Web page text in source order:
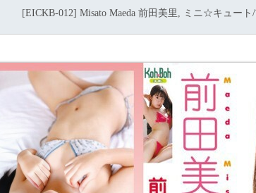
[EICKB-012] Misato Maeda 前田美里, ミニ☆キュート